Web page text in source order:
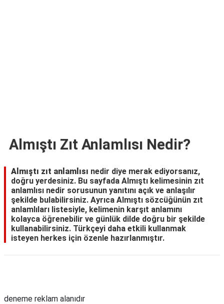
Almıştı Zıt Anlamlısı Nedir?
Almıştı zıt anlamlısı nedir diye merak ediyorsanız,
doğru yerdesiniz. Bu sayfada Almıştı kelimesinin zıt
anlamlısı nedir sorusunun yanıtını açık ve anlaşılır
şekilde bulabilirsiniz. Ayrıca Almıştı sözcüğünün zıt
anlamlıları listesiyle, kelimenin karşıt anlamını
kolayca öğrenebilir ve günlük dilde doğru bir şekilde
kullanabilirsiniz. Türkçeyi daha etkili kullanmak
isteyen herkes için özenle hazırlanmıştır.
deneme reklam alanıdır